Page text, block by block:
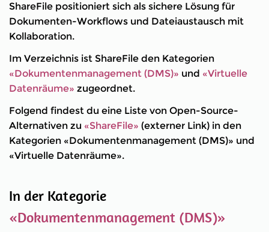
ShareFile positioniert sich als sichere Lösung für
Dokumenten-Workflows und Dateiaustausch mit
Kollaboration.
Im Verzeichnis ist ShareFile den Kategorien
«Dokumentenmanagement (DMS)» und «Virtuelle
Datenräume» zugeordnet.
Folgend findest du eine Liste von Open-Source-
Alternativen zu «ShareFile» (externer Link) in den
Kategorien «Dokumentenmanagement (DMS)» und
«Virtuelle Datenräume».
In der Kategorie
«Dokumentenmanagement (DMS)»